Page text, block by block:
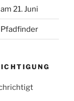
21. Juni